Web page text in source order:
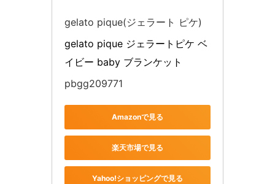
gelato pique(ジェラート ピケ)
gelato pique ジェラートピケ ベ
イビー baby ブランケット
pbgg209771
Amazonで見る
楽天市場で見る
Yahoo!ショッピングで見る